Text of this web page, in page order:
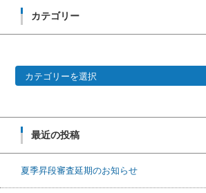
カテゴリー
最近の投稿
夏季昇段審査延期のお知らせ